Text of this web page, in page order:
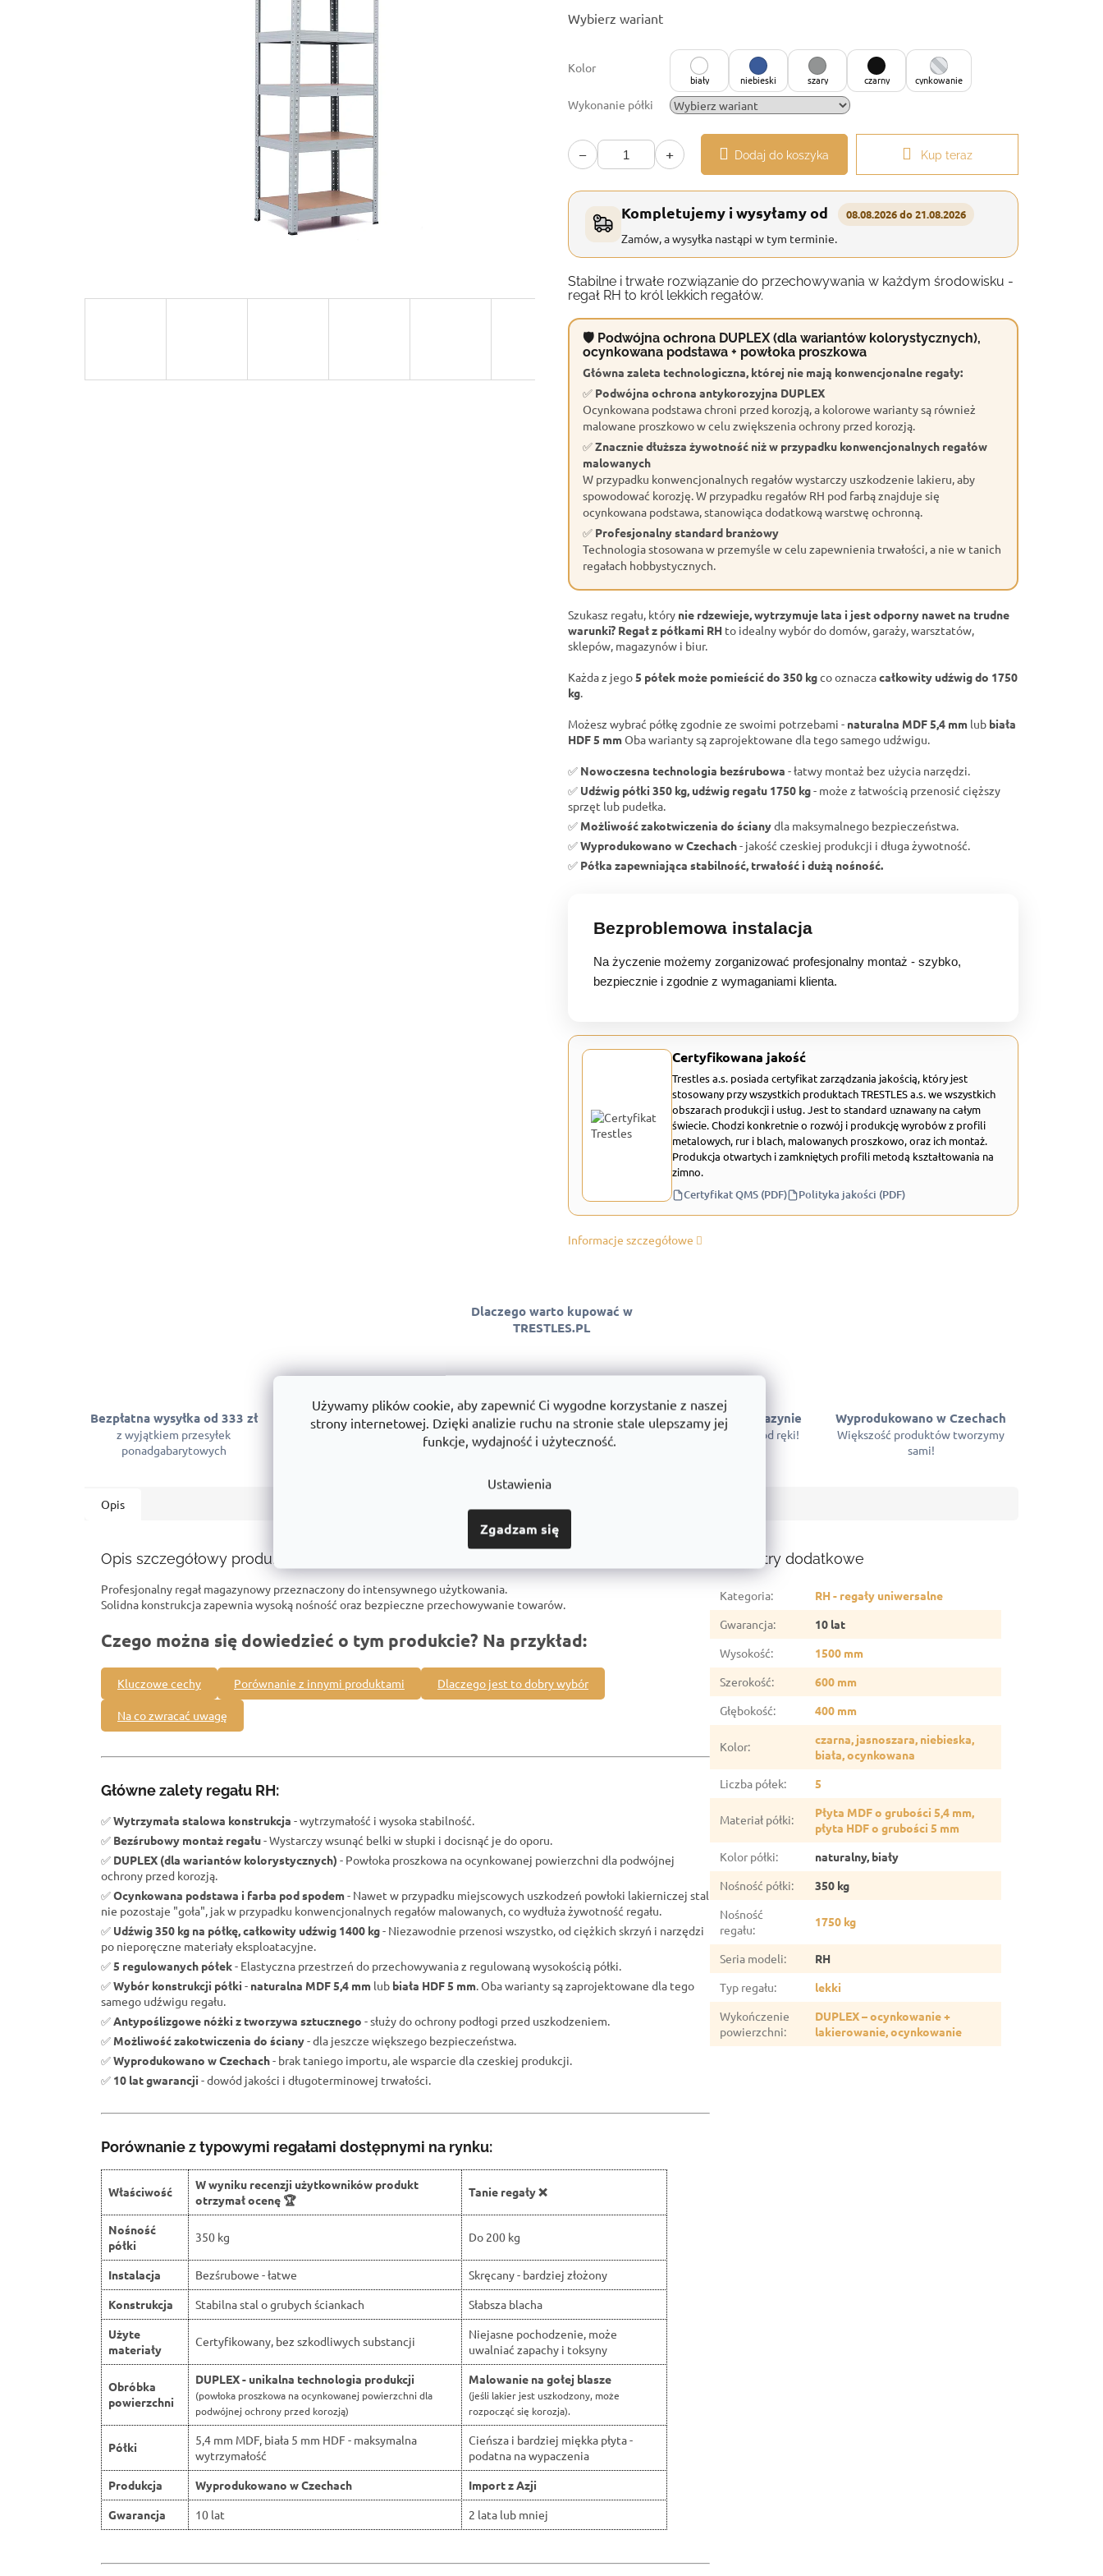
Używamy plików cookie, aby zapewnić Ci wygodne korzystanie z naszej
strony internetowej. Dzięki analizie ruchu na stronie stale ulepszamy jej
funkcje, wydajność i użyteczność.
Ustawienia
Zgadzam się
jednostkowa:
Wybierz wariant
Kolor
biały niebieski szary czarny cynkowanie
Wykonanie półki
− + Dodaj do koszyka Kup teraz
Kompletujemy i wysyłamy od 08.08.2026 do 21.08.2026
Zamów, a wysyłka nastąpi w tym terminie.
Stabilne i trwałe rozwiązanie do przechowywania w każdym środowisku -
regał RH to król lekkich regałów.
🛡 Podwójna ochrona DUPLEX (dla wariantów kolorystycznych),
ocynkowana podstawa + powłoka proszkowa
Główna zaleta technologiczna, której nie mają konwencjonalne regały:
✅ Podwójna ochrona antykorozyjna DUPLEX
Ocynkowana podstawa chroni przed korozją, a kolorowe warianty są również
malowane proszkowo w celu zwiększenia ochrony przed korozją.
✅Znacznie dłuższa żywotność niż w przypadku konwencjonalnych regałów
malowanych
W przypadku konwencjonalnych regałów wystarczy uszkodzenie lakieru, aby
spowodować korozję. W przypadku regałów RH pod farbą znajduje się
ocynkowana podstawa, stanowiąca dodatkową warstwę ochronną.
✅ Profesjonalny standard branżowy
Technologia stosowana w przemyśle w celu zapewnienia trwałości, a nie w tanich
regałach hobbystycznych.
Szukasz regału, który nie rdzewieje, wytrzymuje lata i jest odporny nawet na trudne
warunki? Regał z półkami RH to idealny wybór do domów, garaży, warsztatów,
sklepów, magazynów i biur.
Każda z jego5 półek może pomieścić do 350 kgco oznaczacałkowity udźwig do 1750
kg.
Możesz wybrać półkę zgodnie ze swoimi potrzebami - naturalna MDF 5,4 mm lub biała
HDF 5 mmOba warianty są zaprojektowane dla tego samego udźwigu.
✅ Nowoczesna technologia bezśrubowa - łatwy montaż bez użycia narzędzi.
✅ Udźwig półki 350 kg, udźwig regału 1750 kg- może z łatwością przenosić cięższy
sprzęt lub pudełka.
✅ Możliwość zakotwiczenia do ścianydla maksymalnego bezpieczeństwa.
✅Wyprodukowano w Czechach- jakość czeskiej produkcji i długa żywotność.
✅ Półka zapewniająca stabilność, trwałość i dużą nośność.
Bezproblemowa instalacja
Na życzenie możemy zorganizować profesjonalny montaż - szybko,
bezpiecznie i zgodnie z wymaganiami klienta.
Certyfikowana jakość
Trestles a.s. posiada certyfikat zarządzania jakością, który jest
stosowany przy wszystkich produktach TRESTLES a.s. we wszystkich
obszarach produkcji i usług. Jest to standard uznawany na całym
świecie. Chodzi konkretnie o rozwój i produkcję wyrobów z profili
metalowych, rur i blach, malowanych proszkowo, oraz ich montaż.
Produkcja otwartych i zamkniętych profili metodą kształtowania na
zimno.
Certyfikat QMS (PDF) Polityka jakości (PDF)
Informacje szczegółowe
Dlaczego warto kupować w
TRESTLES.PL
Bezpłatna wysyłka od 333 zł
z wyjątkiem przesyłek
ponadgabarytowych
Gwarancja jakości
Możemy zagwarantować jakość
Montaż
Montujemy regały w całej Polsce.
Wszystko w magazynie
Towary dostępne od ręki!
Wyprodukowano w Czechach
Większość produktów tworzymy
sami!
Opis
Opis szczegółowy produktu
Profesjonalny regał magazynowy przeznaczony do intensywnego użytkowania.
Solidna konstrukcja zapewnia wysoką nośność oraz bezpieczne przechowywanie towarów.
Czego można się dowiedzieć o tym produkcie? Na przykład:
Kluczowe cechy Porównanie z innymi produktami Dlaczego jest to dobry wybór
Na co zwracać uwagę
Główne zalety regału RH:
✅Wytrzymała stalowa konstrukcja - wytrzymałość i wysoka stabilność.
✅ Bezśrubowy montaż regału- Wystarczy wsunąć belki w słupki i docisnąć je do oporu.
✅ DUPLEX (dla wariantów kolorystycznych) - Powłoka proszkowa na ocynkowanej powierzchni dla podwójnej
ochrony przed korozją.
✅Ocynkowana podstawa i farba pod spodem- Nawet w przypadku miejscowych uszkodzeń powłoki lakierniczej stal
nie pozostaje "goła", jak w przypadku konwencjonalnych regałów malowanych, co wydłuża żywotność regału.
✅ Udźwig 350 kg na półkę, całkowity udźwig 1400 kg- Niezawodnie przenosi wszystko, od ciężkich skrzyń i narzędzi
po nieporęczne materiały eksploatacyjne.
✅5 regulowanych półek- Elastyczna przestrzeń do przechowywania z regulowaną wysokością półki.
✅Wybór konstrukcji półki - naturalna MDF 5,4 mm lub biała HDF 5 mm. Oba warianty są zaprojektowane dla tego
samego udźwigu regału.
✅Antypoślizgowe nóżki z tworzywa sztucznego - służy do ochrony podłogi przed uszkodzeniem.
✅ Możliwość zakotwiczenia do ściany- dla jeszcze większego bezpieczeństwa.
✅Wyprodukowano w Czechach- brak taniego importu, ale wsparcie dla czeskiej produkcji.
✅ 10 lat gwarancji - dowód jakości i długoterminowej trwałości.
Porównanie z typowymi regałami dostępnymi na rynku:
Właściwość
W wyniku recenzji użytkowników produkt
otrzymał ocenę 🏆
Tanie regały ❌
Nośność
półki
350 kg Do 200 kg
Instalacja Bezśrubowe - łatwe
Skręcany - bardziej złożony
Konstrukcja
Stabilna stal o grubych ściankach
Słabsza blacha
Użyte
materiały
Certyfikowany, bez szkodliwych substancji
Niejasne pochodzenie, może
uwalniać zapachy i toksyny
Obróbka
powierzchni
DUPLEX - unikalna technologia produkcji
(powłoka proszkowa na ocynkowanej powierzchni dla
podwójnej ochrony przed korozją)
Malowanie na gołej blasze
(jeśli lakier jest uszkodzony, może
rozpocząć się korozja).
Półki
5,4 mm MDF, biała 5 mm HDF - maksymalna
wytrzymałość
Cieńsza i bardziej miękka płyta -
podatna na wypaczenia
Produkcja
Wyprodukowano w Czechach
Import z Azji
Gwarancja
10 lat 2 lata lub mniej
Parametry dodatkowe
Kategoria:
RH - regały uniwersalne
Gwarancja:
10 lat
Wysokość:
1500 mm
Szerokość:
600 mm
Głębokość: 400 mm
Kolor:
czarna, jasnoszara, niebieska,
biała, ocynkowana
Liczba półek: 5
Materiał półki:
Płyta MDF o grubości 5,4 mm,
płyta HDF o grubości 5 mm
Kolor półki:
naturalny, biały
Nośność półki:
350 kg
Nośność
regału:
1750 kg
Seria modeli:
RH
Typ regału:
lekki
Wykończenie
powierzchni:
DUPLEX – ocynkowanie +
lakierowanie, ocynkowanie